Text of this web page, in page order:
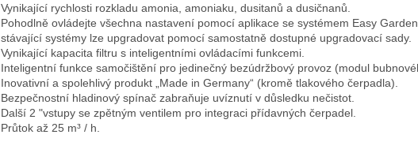
Vynikající rychlosti rozkladu amonia, amoniaku, dusitanů a dusičnanů.
Pohodlně ovládejte všechna nastavení pomocí aplikace se systémem Easy
stávající systémy lze upgradovat pomocí samostatně dostupné upgradovací sady.
Vynikající kapacita filtru s inteligentními ovládacími funkcemi.
Inteligentní funkce samočištění pro jedinečný bezúdržbový provoz (modul
Inovativní a spolehlivý produkt „Made in Germany“ (kromě tlakového čerpadla).
Bezpečnostní hladinový spínač zabraňuje uvíznutí v důsledku nečistot.
Další 2 "vstupy se zpětným ventilem pro integraci přídavných čerpadel.
Průtok až 25 m³ / h.